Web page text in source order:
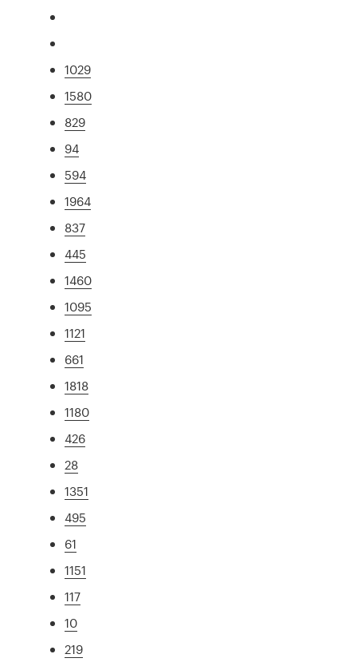
1029
1580
829
94
594
1964
837
445
1460
1095
1121
661
1818
1180
426
28
1351
495
61
1151
117
10
219